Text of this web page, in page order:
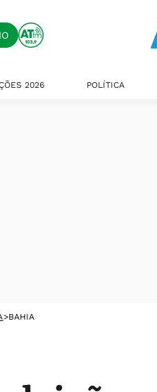
2026 POLÍTICA
>BAHIA